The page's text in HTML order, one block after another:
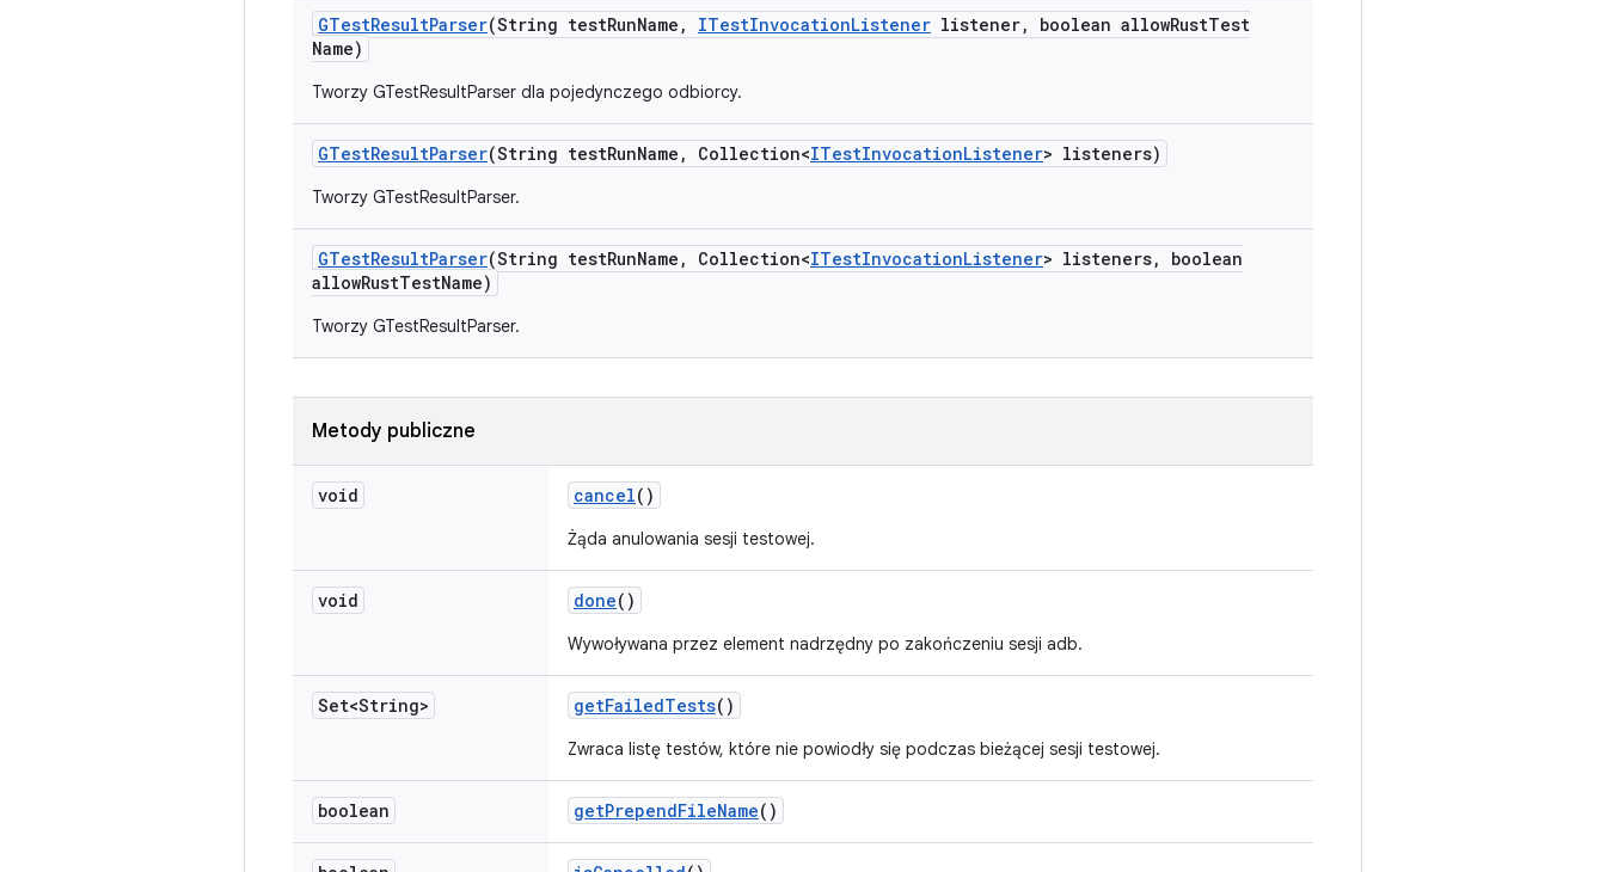
GTestResultParser(String testRunName , ITestInvocationListener listener, boolean allowRustTest
Name)
Tworzy GTestResultParser dla pojedynczego odbiorcy.
GTestResultParser(String testRunName , Collection<ITestInvocationListener> listeners)
Tworzy GTestResultParser.
GTestResultParser(String testRunName , Collection<ITestInvocationListener> listeners,
boolean
allowRustTestName)
Tworzy GTestResultParser.
Metody publiczne
void cancel()
Żąda anulowania sesji testowej.
void done()
Wywoływana przez element nadrzędny po zakończeniu sesji adb.
Set<String> getFailedTests()
Zwraca listę testów, które nie powiodły się podczas bieżącej sesji testowej.
boolean getPrependFileName()